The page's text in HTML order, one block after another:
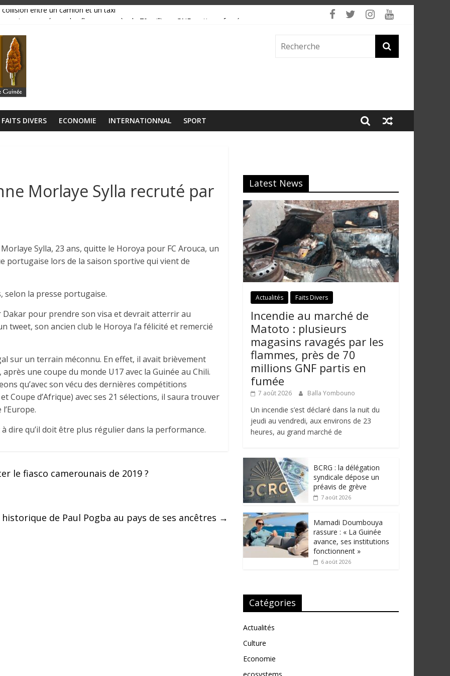
entre un camion et un taxi
de grève
ses institutions fonctionnent »
découvert à quelques mètres de la grande mosquée
FAITS DIVERS ECONOMIE INTERNATIONNAL SPORT
Morlaye Sylla recruté par
Sylla, 23 ans, quitte le Horoya pour FC Arouca, un
portugaise lors de la saison sportive qui vient de
selon la presse portugaise.
pour prendre son visa et devrait atterrir au
tweet, son ancien club le Horoya l’a félicité et remercié
sur un terrain méconnu. En effet, il avait brièvement
une coupe du monde U17 avec la Guinée au Chili.
qu’avec son vécu des dernières compétitions
Coupe d’Afrique) avec ses 21 sélections, il saura trouver
dire qu’il doit être plus régulier dans la performance.
le fiasco camerounais de 2019 ?
historique de Paul Pogba au pays de ses ancêtres →
Latest News
Actualités Faits Divers
Incendie au marché de
Matoto : plusieurs
magasins ravagés par les
flammes, près de 70
millions GNF partis en
fumée
7 août 2026 Balla Yombouno
Un incendie s’est déclaré dans la nuit du
jeudi au vendredi, aux environs de 23
heures, au grand marché de
BCRG : la délégation
syndicale dépose un
préavis de grève
7 août 2026
Mamadi Doumbouya
rassure : « La Guinée
avance, ses institutions
fonctionnent »
6 août 2026
Catégories
Actualités
Culture
Economie